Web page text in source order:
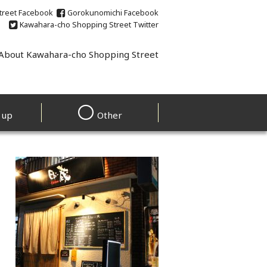
Facebook Gorokunomichi Facebook
Kawahara-cho Shopping Street Twitter
Kawahara-cho Shopping Street
Other